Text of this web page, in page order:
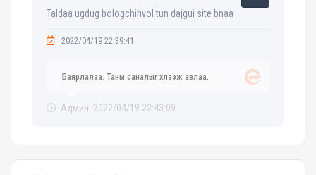
Taldaa ugdug bologchihvol tun dajgui site bnaa
2022/04/19 22:39:41
Баярлалаа. Таны саналыг хүлээж авлаа.
Админ: 2022/04/19 22:43:09